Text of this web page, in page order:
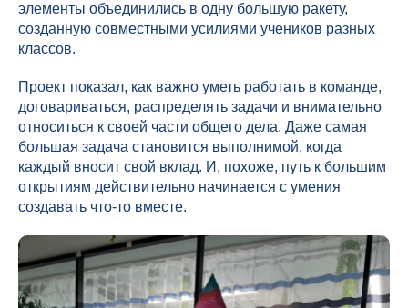
элементы объединились в одну большую ракету,
созданную совместными усилиями учеников разных
классов.
Проект показал, как важно уметь работать в команде,
договариваться, распределять задачи и внимательно
относиться к своей части общего дела. Даже самая
большая задача становится выполнимой, когда
каждый вносит свой вклад. И, похоже, путь к большим
открытиям действительно начинается с умения
создавать что-то вместе.